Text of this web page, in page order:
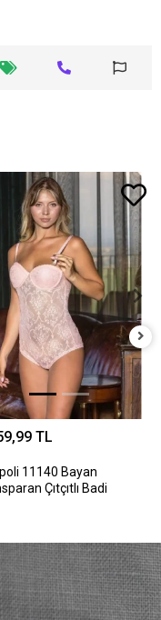
TL
11140 Bayan
Çıtçıtlı Badi